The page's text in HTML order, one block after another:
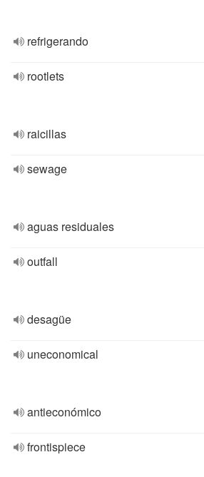
refrigerando
rootlets
raicillas
sewage
aguas residuales
outfall
desagüe
uneconomical
antieconómico
frontispiece